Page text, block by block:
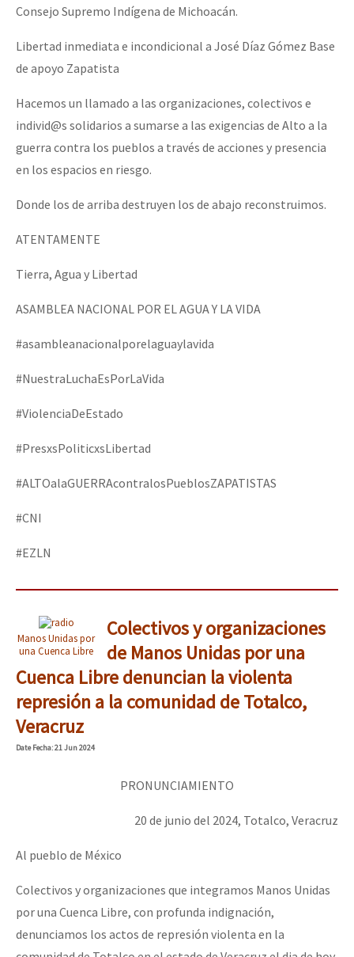
Consejo Supremo Indígena de Michoacán.
Libertad inmediata e incondicional a José Díaz Gómez Base
de apoyo Zapatista
Hacemos un llamado a las organizaciones, colectivos e
individ@s solidarios a sumarse a las exigencias de Alto a la
guerra contra los pueblos a través de acciones y presencia
en los espacios en riesgo.
Donde los de arriba destruyen los de abajo reconstruimos.
ATENTAMENTE
Tierra, Agua y Libertad
ASAMBLEA NACIONAL POR EL AGUA Y LA VIDA
#asambleanacionalporelaguaylavida
#NuestraLuchaEsPorLaVida
#ViolenciaDeEstado
#PresxsPoliticxsLibertad
#ALTOalaGUERRAcontralosPueblosZAPATISTAS
#CNI
#EZLN
Manos Unidas por
una Cuenca Libre
Colectivos y organizaciones
de Manos Unidas por una
Cuenca Libre denuncian la violenta
represión a la comunidad de Totalco,
Veracruz
DateFecha: 21 Jun 2024
PRONUNCIAMIENTO
20 de junio del 2024, Totalco, Veracruz
Al pueblo de México
Colectivos y organizaciones que integramos Manos Unidas
por una Cuenca Libre, con profunda indignación,
denunciamos los actos de represión violenta en la